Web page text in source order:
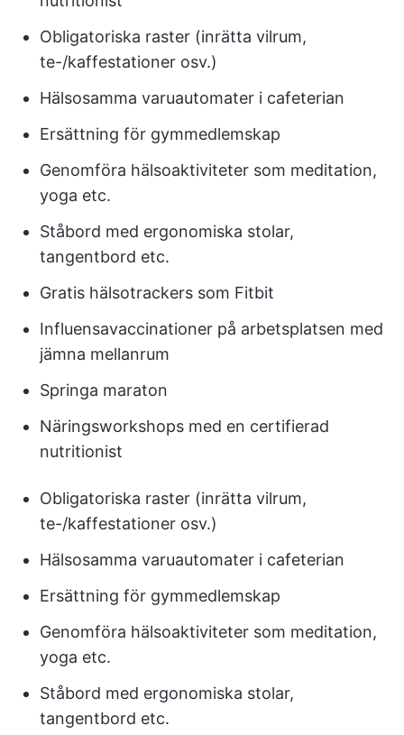
Obligatoriska raster (inrätta vilrum,
te-/kaffestationer osv.)
Hälsosamma varuautomater i cafeterian
Ersättning för gymmedlemskap
Genomföra hälsoaktiviteter som meditation,
yoga etc.
Ståbord med ergonomiska stolar,
tangentbord etc.
Gratis hälsotrackers som Fitbit
Influensavaccinationer på arbetsplatsen med
jämna mellanrum
Springa maraton
Näringsworkshops med en certifierad
nutritionist
Obligatoriska raster (inrätta vilrum,
te-/kaffestationer osv.)
Hälsosamma varuautomater i cafeterian
Ersättning för gymmedlemskap
Genomföra hälsoaktiviteter som meditation,
yoga etc.
Ståbord med ergonomiska stolar,
tangentbord etc.